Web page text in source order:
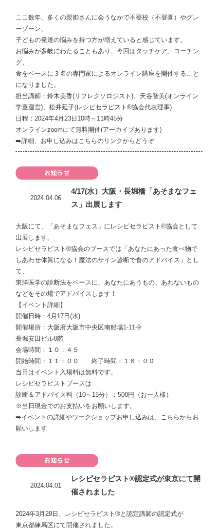
ここ数年、多くの親御さんに会うなかで不登校（不登園）やグレ
ーゾーン、
子どもの発達の悩みを持つ方が増えていると感じています。
お悩みが多岐にわたることもあり、今回はタッチケア、コーチン
グ、
食をベースに３名の専門家によるオンライン講座を開催すること
になりました。
担当講師：鈴木美香(リフレクソロジスト)、天谷智美(オンライン
学童運営)、松井延子(レシピセラピスト®協会代表理事)
日程：2024年4月23日10時～11時45分
オンラインzoomにて無料開催(アーカイブあります)
➡️詳細、お申し込みはこちらのリンクからどうぞ
お知らせ
2024.04.06
4/17(水）大阪・長堀橋「あそまなフェ
ス」出展します
大阪にて、「あそまなフェス」にレシピセラピスト®協会として
出展します。
レシピセラピスト®協会のブースでは「あなたにあった食べ物で
しあわせ体質になる！魔法のサイン診断で食のアドバイス」とし
て、
東洋医学の診断法をベースに、あなたにあうもの、あわないもの
などをその場でアドバイスします！
【イベント詳細】
開催日時：4月17日(水)
開催場所：大阪府大阪市中央区南船場1-11-9
長堀安田ビル8階
会場時間：１０：４５
開始時間：１１：００ 終了時間：１６：００
当日はイベント入場料は無料です。
レシピセラピストブースは
診断＆アドバイス料（10～15分）：500円（お一人様）
※当日現金でのお支払いをお願いします。
➡️イベントの詳細やワークショップお申し込みは、こちらからお
願いします
お知らせ
2024.04.01
レシピセラピスト®認定式が東京にて開
催されました
2024年3月29日、レシピセラピスト®と認定講師の認定式が
東京都練馬区にて開催されました。